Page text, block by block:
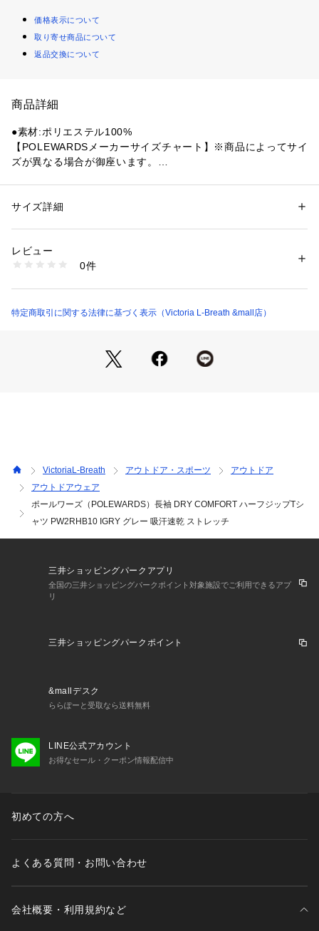
価格表示について
取り寄せ商品について
返品交換について
商品詳細
●素材:ポリエステル100%
【POLEWARDSメーカーサイズチャート】※商品によってサイ
ズが異なる場合が御座います。
～96cm
m
●Mサイズ詳細:【着丈】61.5cm 【身幅】45cm 【裄丈】77cm
cm
ストレッチ性があり快適な着心地を実現する機能素材。発汗に
伴う蒸気を素早く放出し、湿度をウェア内部にこもらせにく
め、多少の誤差が生じる場合がございます。
※一部商品において弊社カラー表記がメーカーカラー表記と異
なる場合がございます。
※ブラウザやお使いのモニター環境により、掲載画像と実際の
予告なく変更することがあります。あらかじめご了承くださ
い。ポールワーズ POLEWARDS エルブレス ヴィクトリア ビ
クトリア Victoria L-Breath 長袖 トップス カットソー Ladys
常 普段 部屋着 フィットネス ジム スポーツ トレーニング トレ
スクール 通勤 通学 ストレッチ 伸縮性 吸汗速乾 ドライ 軽量
シンプル ハイネック ハーフジップ シンプル
性別：レディース
商品番号：
10859829701 （ショップ）
サイズ詳細
レビュー
0件
特定商取引に関する法律に基づく表示（Victoria L-Breath &mall店）
VictoriaL-Breath アウトドア・スポーツ
アウトドア
アウトドアウェア
ポールワーズ（POLEWARDS）長袖 DRY COMFORT ハーフジップTシ
ャツ PW2RHB10 IGRY グレー 吸汗速乾 ストレッチ
三井ショッピングパークアプリ
全国の三井ショッピングパークポイント対象施設でご利用できるアプ
リ
三井ショッピングパークポイント
&mallデスク
ららぽーと受取なら送料無料
LINE公式アカウント
お得なセール・クーポン情報配信中
初めての方へ
よくある質問・お問い合わせ
会社概要・利用規約など